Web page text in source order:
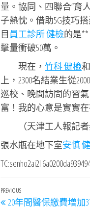
量。協同、四聯合”育
子熱忱。借助5G技巧
目 員工診所 健檢的是
擊量衝破50萬。
現在， 竹科 健檢
上，2300名結業生從
巡校、晚間訪問的習氣
富！我的心意是實實
（天津工人報記
張水瓶在地下室安慎
TC:senho2ai2l
文
Previous
PREVIOUS
20年間醫保繳費增加